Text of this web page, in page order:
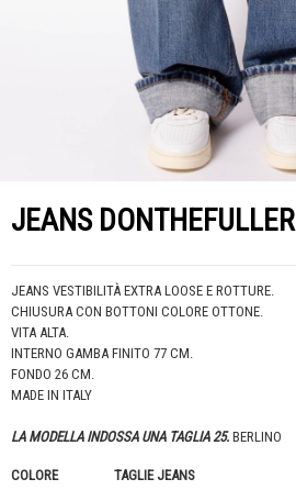
JEANS DONTHEFULLER
JEANS VESTIBILITÀ EXTRA LOOSE E ROTTURE.
CHIUSURA CON BOTTONI COLORE OTTONE.
VITA ALTA.
INTERNO GAMBA FINITO 77 CM.
FONDO 26 CM.
MADE IN ITALY
LA MODELLA INDOSSA UNA TAGLIA 25. BERLINO
COLORE TAGLIE JEANS